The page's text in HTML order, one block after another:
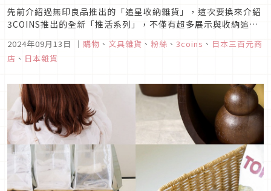
先前介紹過無印良品推出的「追星收納雜貨」，這次要換來介紹
3COINS推出的全新「推活系列」，不僅有超多展示與收納追星
小物的，更有最新版的車折神社「追星御守」，以及可以提高周
邊交換率的超強小物，迷妹們千萬不要錯過！
2024年09月13日 ｜ 購物 、 文具雜貨 、 粉絲 、 3coins 、 日本三百元商
店 、 日本雜貨